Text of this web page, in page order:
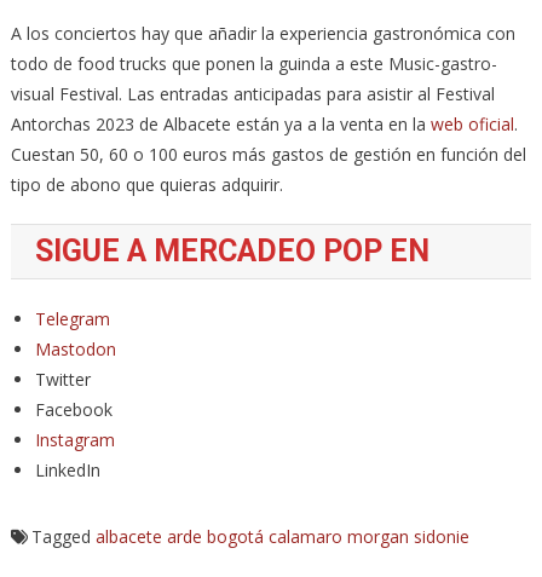
A los conciertos hay que añadir la experiencia gastronómica con
todo de food trucks que ponen la guinda a este Music-gastro-
visual Festival. Las entradas anticipadas para asistir al Festival
Antorchas 2023 de Albacete están ya a la venta en la web oficial.
Cuestan 50, 60 o 100 euros más gastos de gestión en función del
tipo de abono que quieras adquirir.
SIGUE A MERCADEO POP EN
Telegram
Mastodon
Twitter
Facebook
Instagram
LinkedIn
Tagged albacete arde bogotá calamaro morgan sidonie